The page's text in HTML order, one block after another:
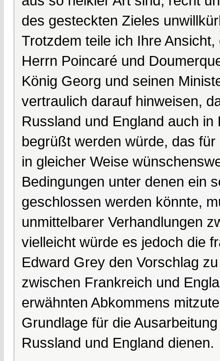
des gesteckten Zieles
Trotzdem teile ich Ihre
Herrn Poincaré und
König Georg und seinen
vertraulich darauf hinweisen,
Russland und England auch
begrüßt werden würde, das
in gleicher Weise
Bedingungen unter denen ein
geschlossen werden könnte,
unmittelbarer Verhandlungen
vielleicht würde es jedoch die
Edward Grey den Vorschlag
zwischen Frankreich und
erwähnten Abkommens
Grundlage für die
Russland und England dienen.